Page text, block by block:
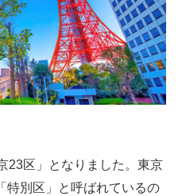
区」となりました。東京
特別区」と呼ばれているの